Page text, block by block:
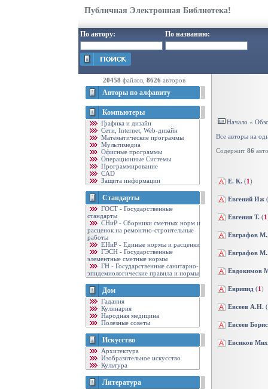
Публичная Электронная Библиотека!
По автору: По названию:
20458 файлов, 8626 авторов
Авторы по алфавиту
Компьютеры
Графика и дизайн
Cети, Internet, Web-дизайн
Математические программы
Мультимедиа
Офисные программы
Операционные Системы
Программирование
CAD
Защита информации
Стандарты
ГОСТ - Государственные
стандарты
CНиР - Сборники сметных норм и
расценок на ремонтно-строительные
работы
ЕНиР - Единые нормы и расценки
ГЭСН - Государственные
элементные сметные нормы
ГН - Государственные санитарно-
эпидемиологические правила и нормы
Дом
Гадания
Кулинария
Народная медицина
Полезные советы
Искусство
Архитектура
Изобразительное искусство
Культура
Литература
Начало «
Все авторы на
Содержит 86
Е. К. (1)
Евгений Иж (
Евгения Т. (1
Евграфов
Евграфов
Евдокимов
Еврипид (1)
Евсеев А.Н. (
Евсеев Борис
Евсиков